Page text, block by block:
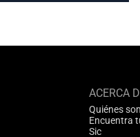
ACERCA
Quiénes
Encuentra
Sic